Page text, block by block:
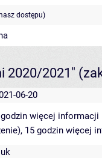
dostępu)
2020/2021"
06-20
więcej informacji
15 godzin więcej